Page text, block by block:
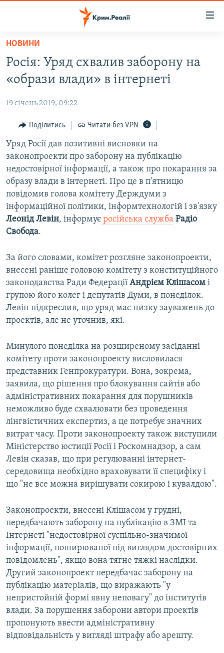
Перейти
основного
матеріалу
Перейти
до
навігації
Перейти
до
пошуку
ВОДА.КРИМ
ВІДЕО ТА ФОТО
ПОЛІТИКА
БЛОГИ
ПОГЛЯД
ІНТЕРВ'Ю
ВСЕ ЗА ДЕНЬ
СПЕЦПРОЕКТИ
ДЕПОРТАЦІЯ
ВІДЕОУРОКИ «ELIFBE»
УКРАЇНСЬКА ПРОБЛЕМА КРИМУ
ІНФОГРАФІКА
ЯК ОБІЙТИ БЛОКУВАННЯ
Qırımtatar
ДОЛУЧАЙСЯ!
НОВИНИ
Росія: Уряд схвалив заборону на
«образи влади» в інтернеті
19 січень 2019, 09:22
Поділитись Читати без VPN
Уряд Росії дав позитивні висновки на
законопроекти про заборону на публікацію
недостовірної інформації, а також про покарання за
образу влади в інтернеті. Про це в п'ятницю
повідомив голова комітету Держдуми з
інформаційної політики, інформтехнологій і зв'язку
Леонід Левін, інформує російська служба Радіо
Свобода.
За його словами, комітет розгляне законопроекти,
внесені раніше головою комітету з конституційного
законодавства Ради Федерації Андрієм Клішасом і
групою його колег і депутатів Думи, в понеділок.
Левін підкреслив, що уряд має низку зауважень до
проектів, але не уточнив, які.
Минулого понеділка на розширеному засіданні
комітету проти законопроекту висловилася
представник Генпрокуратури. Вона, зокрема,
заявила, що рішення про блокування сайтів або
адміністративних покарання для порушників
неможливо буде схвалювати без проведення
лінгвістичних експертиз, а це потребує значних
витрат часу. Проти законопроекту також виступили
Міністерство юстиції Росії і Роскомнадзор, а сам
Левін сказав, що при регулюванні інтернет-
середовища необхідно враховувати її специфіку і
що "не все можна вирішувати сокирою і кувалдою".
Законопроекти, внесені Клішасом у грудні,
передбачають заборону на публікацію в ЗМІ та
Інтернеті "недостовірної суспільно-значимої
інформації, поширюваної під виглядом достовірних
повідомлень", якщо вона тягне тяжкі наслідки.
Другий законопроект передбачає заборону на
публікацію матеріалів, що виражають "у
непристойній формі явну неповагу" до інститутів
влади. За порушення заборони автори проектів
пропонують ввести адміністративну
відповідальність у вигляді штрафу або арешту.